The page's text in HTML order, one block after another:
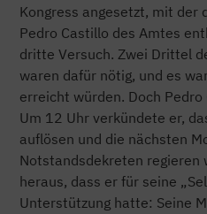
Kongress angesetzt, mit der
Pedro Castillo des Amtes
dritte Versuch. Zwei Drittel
waren dafür nötig, und es
erreicht würden. Doch
Um 12 Uhr verkündete er,
auflösen und die nächsten
Notstandsdekreten regieren
heraus, dass er für seine
Unterstützung hatte: Seine